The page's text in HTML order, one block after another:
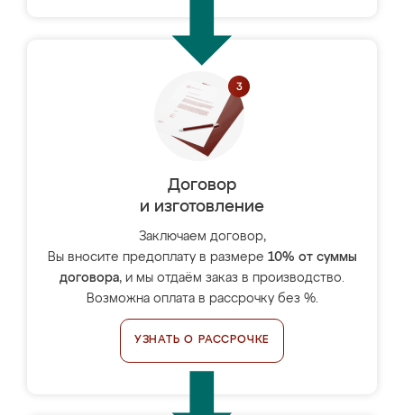
Договор
и изготовление
Заключаем договор,
Вы вносите предоплату в размере 10% от суммы
договора, и мы отдаём заказ в производство.
Возможна оплата в рассрочку без %.
УЗНАТЬ О РАССРОЧКЕ